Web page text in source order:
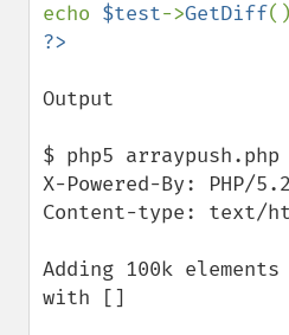
echo $test->GetDiff
Output
$ php5 arraypush.php
X-Powered-By: PHP/
Content-type: text/
Adding 100k
with []